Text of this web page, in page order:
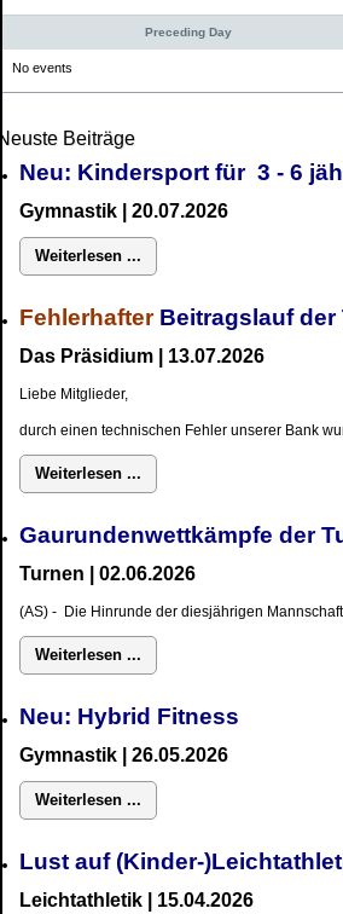
Preceding Day
No events
Beiträge
Neu: Kindersport für 3 - 6
Gymnastik | 20.07.2026
Weiterlesen ...
FehlerhafterBeitragslauf der
Das Präsidium | 13.07.2026
Liebe Mitglieder,
durch einen technischen Fehler unserer Bank
Weiterlesen ...
Gaurundenwettkämpfe der
Turnen | 02.06.2026
(AS) - Die Hinrunde der diesjährigen
Weiterlesen ...
Neu: Hybrid Fitness
Gymnastik | 26.05.2026
Weiterlesen ...
Lust auf (Kinder-
Leichtathletik | 15.04.2026